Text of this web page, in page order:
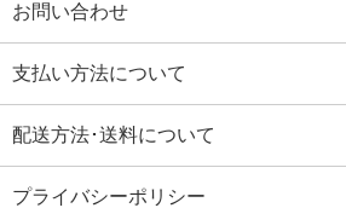
お問い合わせ
支払い方法について
配送方法･送料について
プライバシーポリシー